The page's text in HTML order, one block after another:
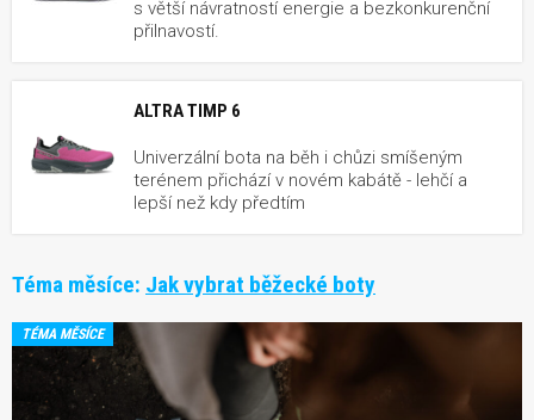
s větší návratností energie a bezkonkurenční
přilnavostí.
ALTRA TIMP 6
Univerzální bota na běh i chůzi smíšeným
terénem přichází v novém kabátě - lehčí a
lepší než kdy předtím
Téma měsíce: Jak vybrat běžecké boty
TÉMA MĚSÍCE